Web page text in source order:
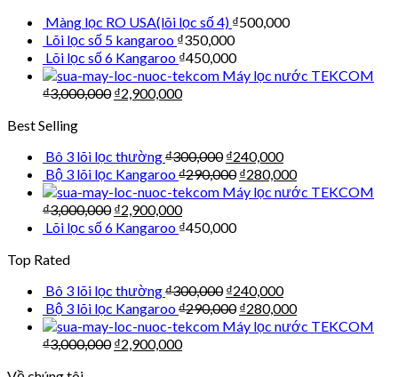
Màng lọc RO USA(lõi lọc số 4) ₫500,000
Lõi lọc số 5 kangaroo ₫350,000
Lõi lọc số 6 Kangaroo ₫450,000
Máy lọc nước TEKCOM
₫3,000,000 ₫2,900,000
Best Selling
Bô 3 lõi lọc thường₫300,000 ₫240,000
Bộ 3 lõi lọc Kangaroo₫290,000 ₫280,000
Máy lọc nước TEKCOM
₫3,000,000 ₫2,900,000
Lõi lọc số 6 Kangaroo ₫450,000
Top Rated
Bô 3 lõi lọc thường₫300,000 ₫240,000
Bộ 3 lõi lọc Kangaroo₫290,000 ₫280,000
Máy lọc nước TEKCOM
₫3,000,000 ₫2,900,000